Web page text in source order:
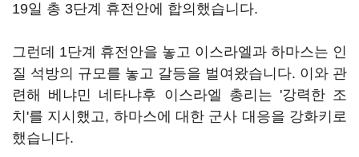
19일 총 3단계 휴전안에 합의했습니다.
그런데 1단계 휴전안을 놓고 이스라엘과 하마스는 인
질 석방의 규모를 놓고 갈등을 벌여왔습니다. 이와 관
련해 베냐민 네타냐후 이스라엘 총리는 '강력한 조
치'를 지시했고, 하마스에 대한 군사 대응을 강화키로
했습니다.